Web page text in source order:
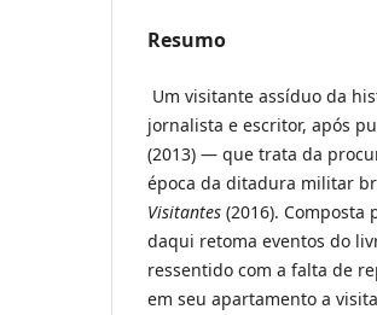
Resumo
Um visitante assíduo da
jornalista e escritor, após
(2013) — que trata da
época da ditadura militar
Visitantes (2016).
daqui retoma eventos do
ressentido com a falta de
em seu apartamento a